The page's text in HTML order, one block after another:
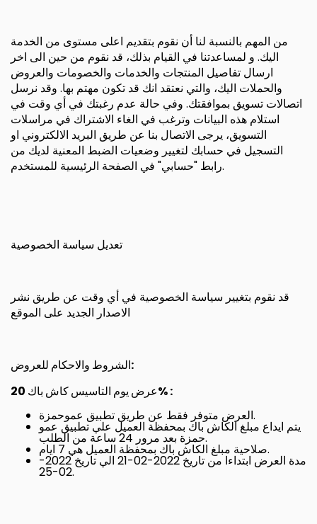
من المهم بالنسبة لنا أن نقوم بتقديم اعلى مستوى من الخدمة
اليك. و لمساعدتنا في القيام بذلك، قد نقوم من حين الى اخر
ارسال تفاصيل المنتجات والخدمات والخصومات والعروض
والحملات اليك، والتي نعتقد انك قد تكون مهتم بها. وقد نرسل
اتصالات تسويق بموافقتك. وفي حالة عدم رغبتك في أي وقت في
استلام هذه البيانات وترغب في الغاء الاشتراك في مراسلات
التسويق، يرجى الاتصال بنا عن طريق البريد الالكتروني او
التسجيل في حسابك لتغيير وضعيات الضبط المعنية لديك من
رابط "حسابي" في الصفحة الرئيسية للمستخدم.
تعديل سياسة الخصوصية
قد نقوم بتغيير سياسة الخصوصية في أي وقت عن طريق نشر
الاصدار الجديد على الموقع
الشروط والاحكام للعروض:
عرض يوم التاسيس كاش باك 20% :
العرض متوفر فقط عن طريق تطبيق عموحمزة.
يتم ايداع مبلغ الكاش باك بمحفظة العميل علي تطبيق عمو
حمزة بعد مرور 24 ساعة من الطلب.
صلاحية مبلغ الكاش باك بمحفظة العميل هي 7 ايام.
مدة العرض ابتداءا من تاريخ 2022-02-21 الي تاريخ 2022-
02-25.